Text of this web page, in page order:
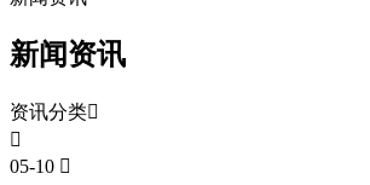
新闻资讯
资讯分类

05-10 